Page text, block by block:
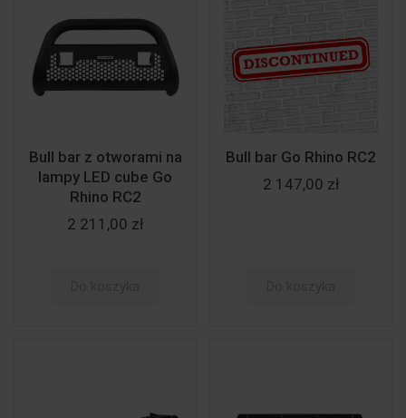
Bull bar z otworami na
lampy LED cube Go
Rhino RC2
2 211,00 zł
Bull bar Go Rhino RC2
2 147,00 zł